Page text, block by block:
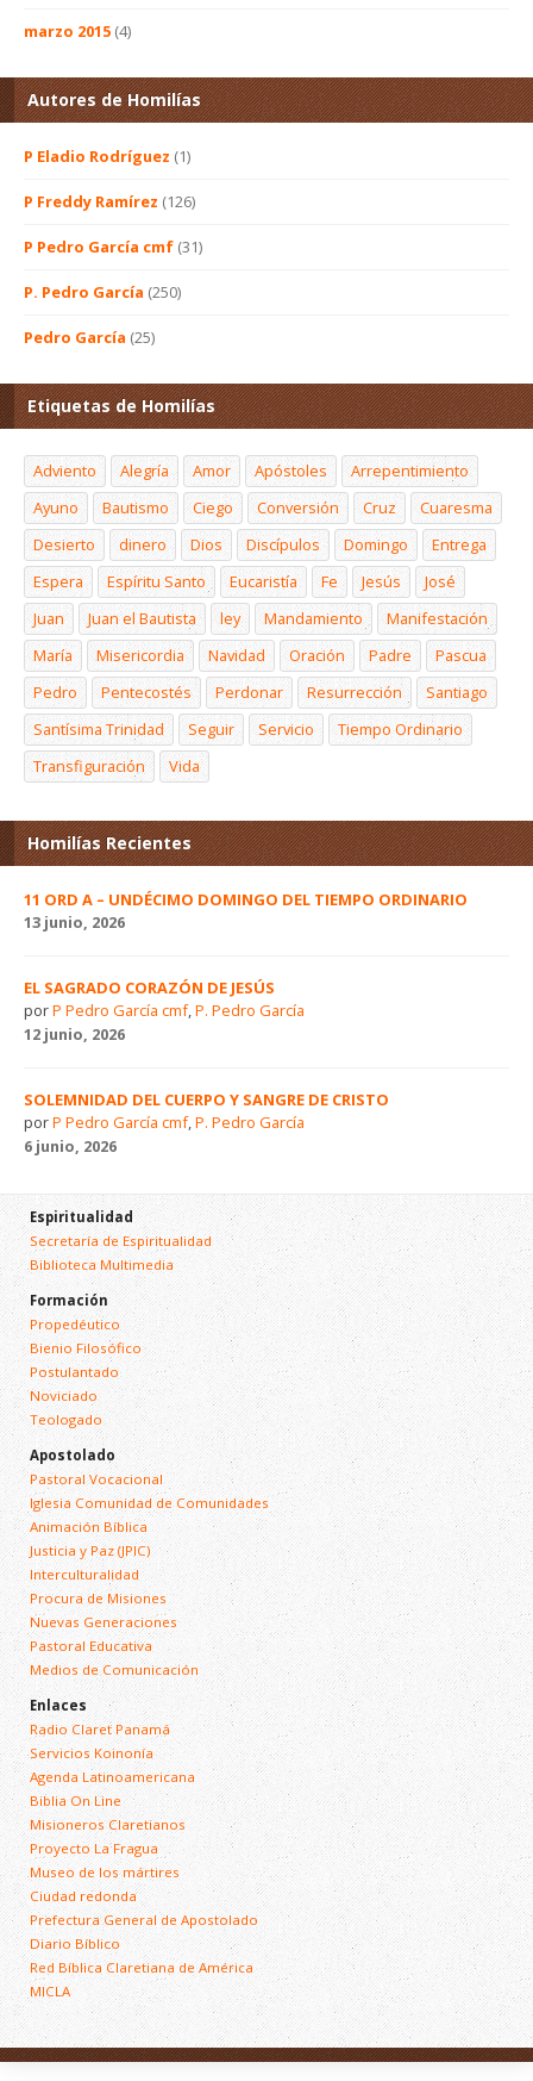
marzo 2015 (4)
Autores de Homilías
P Eladio Rodríguez (1)
P Freddy Ramírez (126)
P Pedro García cmf (31)
P. Pedro García (250)
Pedro García (25)
Etiquetas de Homilías
Adviento Alegría Amor Apóstoles
Arrepentimiento
Ayuno
Bautismo Ciego Conversión Cruz
Cuaresma
Desierto
dinero Dios Discípulos Domingo
Entrega
Espera
Espíritu Santo Eucaristía Fe Jesús
José
Juan
Juan el Bautista ley Mandamiento
Manifestación
María
Misericordia Navidad Oración Padre
Pascua
Pedro
Pentecostés Perdonar Resurrección
Santiago
Santísima Trinidad
Seguir Servicio
Tiempo Ordinario
Transfiguración
Vida
Homilías Recientes
11 ORD A – UNDÉCIMO DOMINGO DEL TIEMPO ORDINARIO
13 junio, 2026
EL SAGRADO CORAZÓN DE JESÚS
porP Pedro García cmf,P. Pedro García
12 junio, 2026
SOLEMNIDAD DEL CUERPO Y SANGRE DE CRISTO
porP Pedro García cmf,P. Pedro García
6 junio, 2026
Espiritualidad
Secretaría de Espiritualidad
Biblioteca Multimedia
Formación
Propedéutico
Bienio Filosófico
Postulantado
Noviciado
Teologado
Apostolado
Pastoral Vocacional
Iglesia Comunidad de Comunidades
Animación Bíblica
Justicia y Paz (JPIC)
Interculturalidad
Procura de Misiones
Nuevas Generaciones
Pastoral Educativa
Medios de Comunicación
Enlaces
Radio Claret Panamá
Servicios Koinonía
Agenda Latinoamericana
Biblia On Line
Misioneros Claretianos
Proyecto La Fragua
Museo de los mártires
Ciudad redonda
Prefectura General de Apostolado
Diario Bíblico
Red Bíblica Claretiana de América
MICLA